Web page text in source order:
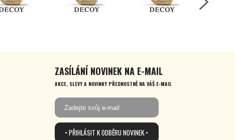
ZASÍLÁNÍ NOVINEK NA E-MAIL
AKCE, SLEVY A NOVINKY PŘEDNOSTNĚ NA VÁŠ E-MAIL
• PŘIHLÁSIT K ODBĚRU NOVINEK •